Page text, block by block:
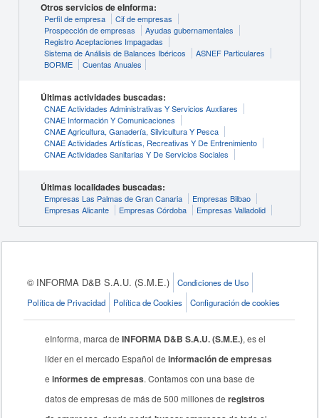
Otros servicios de eInforma:
Perfil de empresa
Cif de empresas
Prospección de empresas
Ayudas gubernamentales
Registro Aceptaciones Impagadas
Sistema de Análisis de Balances Ibéricos
ASNEF Particulares
BORME
Cuentas Anuales
Últimas actividades buscadas:
CNAE Actividades Administrativas Y Servicios Auxliares
CNAE Información Y Comunicaciones
CNAE Agricultura, Ganadería, Silvicultura Y Pesca
CNAE Actividades Artísticas, Recreativas Y De Entrenimiento
CNAE Actividades Sanitarias Y De Servicios Sociales
Últimas localidades buscadas:
Empresas Las Palmas de Gran Canaria
Empresas Bilbao
Empresas Alicante
Empresas Córdoba Empresas Valladolid
© INFORMA D&B S.A.U. (S.M.E.)
Condiciones de Uso
Política de Privacidad
Política de Cookies Configuración de cookies
eInforma, marca deINFORMA D&B S.A.U. (S.M.E.), es el
líder en el mercado Español deinformación de empresas
einformes de empresas. Contamos con una base de
datos de empresas de más de 500 millones deregistros